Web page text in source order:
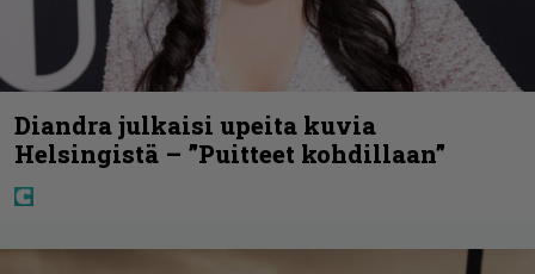
Diandra julkaisi upeita kuvia
Helsingistä – ”Puitteet kohdillaan”